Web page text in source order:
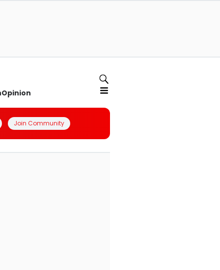
Opinion
Join Community